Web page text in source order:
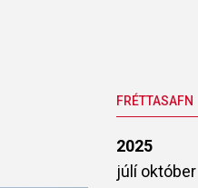
FRÉTTASAFN
2025
júlíoktóber